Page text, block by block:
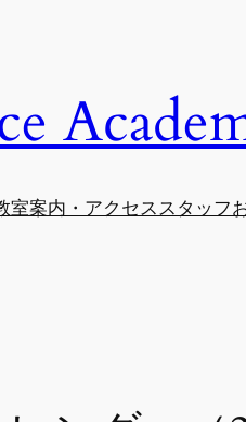
室案内・アクセススタッフ